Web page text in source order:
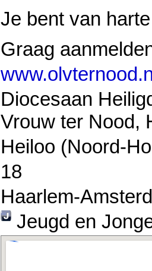
Je bent van
Graag
Diocesaan
Vrouw ter Nood,
Heiloo (Noord-
18
Haarlem-
Jeugd en